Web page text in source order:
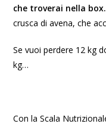
che troverai nella box.
crusca di avena, che
Se vuoi perdere 12 kg
kg…
Con la Scala